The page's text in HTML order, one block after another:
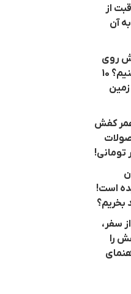
از
آن
روی
سطوح صاف جلوگیری کنیم؟ 10
زمین
کفش
است!
بخریم؟
سفر،
را